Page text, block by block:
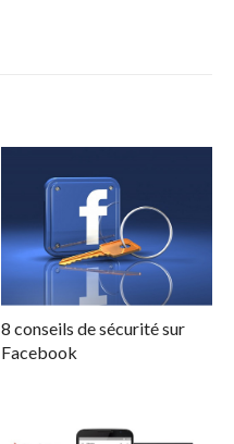
8 conseils de sécurité sur
Facebook